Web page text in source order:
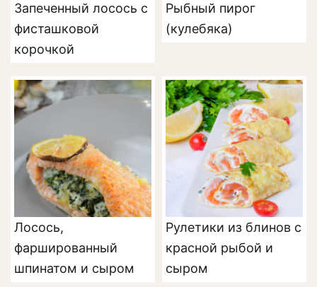
Запеченный лосось с
фисташковой
корочкой
Рыбный пирог
(кулебяка)
Лосось,
фаршированный
шпинатом и сыром
Рулетики из блинов с
красной рыбой и
сыром